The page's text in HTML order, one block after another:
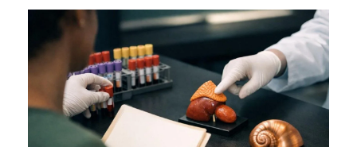
پښتو
سنڌي
සිංහල
অসমীয়া
Galego
Latviešu valoda